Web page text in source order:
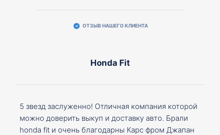
ОТЗЫВ НАШЕГО КЛИЕНТА
Honda Fit
5 звезд заслуженно! Отличная компания которой
можно доверить выкуп и доставку авто. Брали
honda fit и очень благодарны Карс фром Джапан